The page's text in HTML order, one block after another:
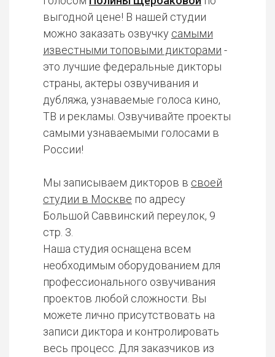
выгодной цене! В нашей студии
можно заказать озвучку самыми
известными топовыми дикторами -
это лучшие федеральные дикторы
страны, актеры озвучивания и
дубляжа, узнаваемые голоса кино,
ТВ и рекламы. Озвучивайте проекты
самыми узнаваемыми голосами в
России!
Мы записываем дикторов в своей
студии в Москве по адресу
Большой Саввинский переулок, 9
стр. 3.
Наша студия оснащена всем
необходимым оборудованием для
профессионального озвучивания
проектов любой сложности. Вы
можете лично присутствовать на
записи диктора и контролировать
весь процесс. Для заказчиков из